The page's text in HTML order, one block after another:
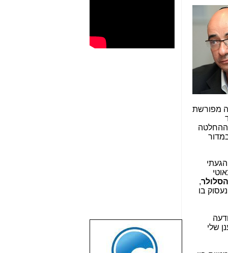
מפורשת
ההחלטה
הכאוטי
,
בו
כנראה ב-26.9.16 ומועד ההודעה
שלי
שבוע טוב לכל
הגולשים באשר
הם!!!